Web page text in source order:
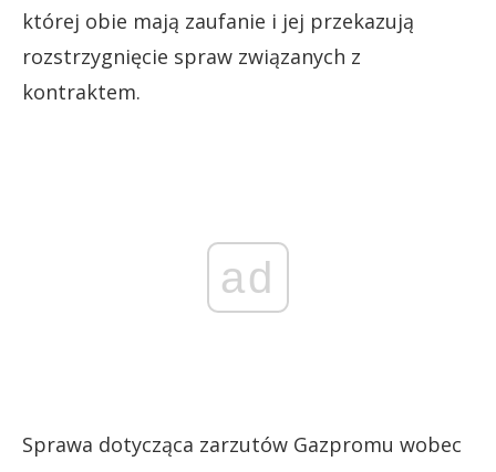
której obie mają zaufanie i jej przekazują
rozstrzygnięcie spraw związanych z
kontraktem.
ad
Sprawa dotycząca zarzutów Gazpromu wobec